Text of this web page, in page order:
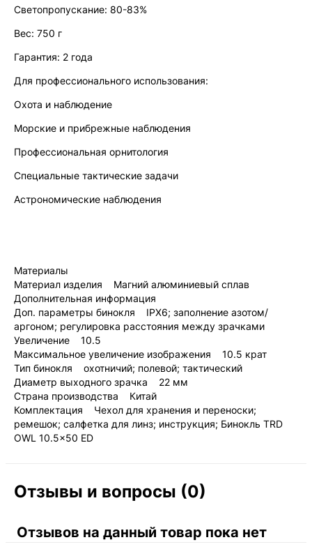
Светопропускание: 80-83%
Вес: 750 г
Гарантия: 2 года
Для профессионального использования:
Охота и наблюдение
Морские и прибрежные наблюдения
Профессиональная орнитология
Специальные тактические задачи
Астрономические наблюдения
Материалы
Материал изделия Магний алюминиевый сплав
Дополнительная информация
Доп. параметры бинокля IPX6; заполнение азотом/
аргоном; регулировка расстояния между зрачками
Увеличение 10.5
Максимальное увеличение изображения 10.5 крат
Тип бинокля охотничий; полевой; тактический
Диаметр выходного зрачка 22 мм
Страна производства Китай
Комплектация Чехол для хранения и переноски;
ремешок; салфетка для линз; инструкция; Бинокль TRD
OWL 10.5x50 ED
Отзывы и вопросы (0)
Отзывов на данный товар пока нет